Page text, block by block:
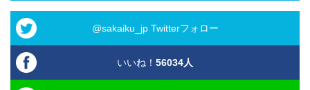
@sakaiku_jp Twitterフォロー
いいね！ 56034人